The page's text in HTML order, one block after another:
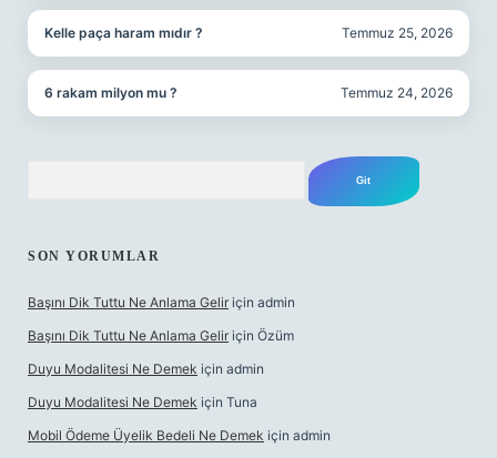
Kelle paça haram mıdır ? Temmuz 25, 2026
6 rakam milyon mu ? Temmuz 24, 2026
SON YORUMLAR
Başını Dik Tuttu Ne Anlama Gelir için admin
Başını Dik Tuttu Ne Anlama Gelir için Özüm
Duyu Modalitesi Ne Demek için admin
Duyu Modalitesi Ne Demek için Tuna
Mobil Ödeme Üyelik Bedeli Ne Demek için admin